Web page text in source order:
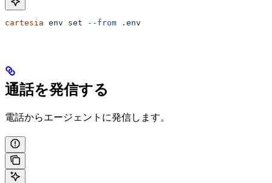
cartesia env set --from .env
通話を発信する
電話からエージェントに発信します。